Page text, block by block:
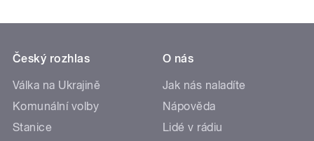
Český rozhlas
Válka na Ukrajině
Komunální volby
Stanice
O nás
Jak nás naladíte
Nápověda
Lidé v rádiu